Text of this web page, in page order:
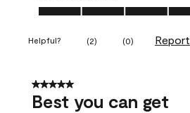
Ease of Application, 5.0 out of 5
Helpful? (2) (0) Report
5 out of 5 stars.
Best you can get